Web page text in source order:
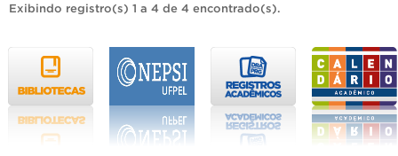
Exibindo registro(s) 1 a 4 de 4 encontrado(s).